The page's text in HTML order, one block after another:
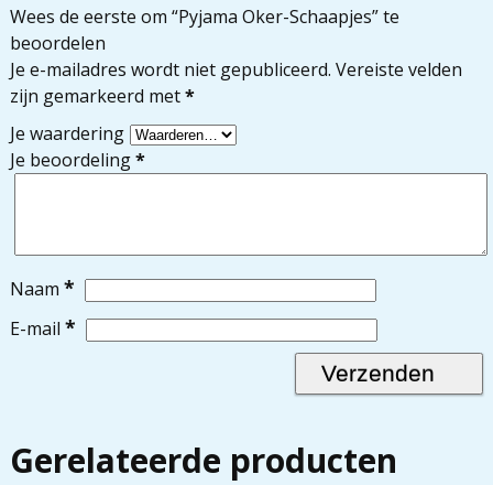
Wees de eerste om “Pyjama Oker-Schaapjes” te
beoordelen
Je e-mailadres wordt niet gepubliceerd. Vereiste velden
zijn gemarkeerd met*
Je waardering
Je beoordeling*
Naam *
E-mail *
Gerelateerde producten